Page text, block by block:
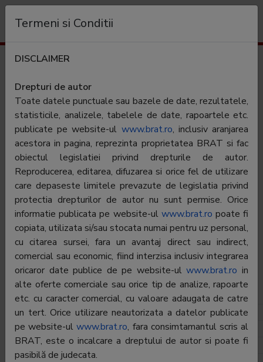
Ziarul Lumina
Numele editorului: Patriarhia Romana - Ziarul Lumina
Periodicitate: Cotidian
Category: Spiritualitate
Aria de difuzare:
Tip: Platita
Director General: Stefan Sfarghie
Departament Difuzare
Director:
Stefan Sfarghie
Telefon:
0376.20.30.24
E-mail:
stefansfarghie@gmail.com
Termeni si Conditii
DISCLAIMER
Drepturi de autor
Toate datele punctuale sau bazele de date, rezultatele,
statisticile, analizele, tabelele de date, rapoartele etc.
publicate pe website-ul www.brat.ro, inclusiv aranjarea
acestora in pagina, reprezinta proprietatea BRAT si fac
obiectul legislatiei privind drepturile de autor.
Reproducerea, editarea, difuzarea si orice fel de utilizare
care depaseste limitele prevazute de legislatia privind
protectia drepturilor de autor nu sunt permise. Orice
informatie publicata pe website-ul www.brat.ro poate fi
copiata, utilizata si/sau stocata numai pentru uz personal,
cu citarea sursei, fara un avantaj direct sau indirect,
comercial sau economic, fiind interzisa inclusiv integrarea
oricaror date publice de pe website-ulwww.brat.ro in
alte oferte comerciale sau orice tip de analize, rapoarte
etc. cu caracter comercial, cu valoare adaugata de catre
un tert. Orice utilizare neautorizata a datelor publicate
pe website-ulwww.brat.ro, fara consimtamantul scris al
BRAT, este o incalcare a dreptului de autor si poate fi
pasibilă de judecata.